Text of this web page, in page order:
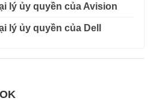
lý ủy quyền của Avision
lý ủy quyền của Dell